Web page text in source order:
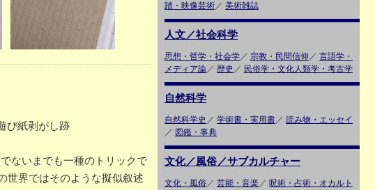
紙剥がし跡
ないまでも一種のトリックで
世界ではそのような擬似叙述
踏・映像芸術／ 美術雑誌
人文／社会科学
思想・哲学・社会学／ 宗教・民間信仰 ／ 言語学・
メディア論／ 歴史 ／ 民俗学・文化人類学・考古学
自然科学
自然科学史 ／ 学術書・実用書／ 読み物・エッセイ
／ 図鑑・事典
文化／風俗／サブカルチャー
文化・風俗／ 芸能・音楽 ／ 呪術・占術・オカルト